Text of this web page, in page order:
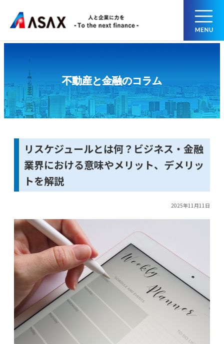
不動産と金融のコラム
リスケジュールとは何？ビジネス・金融
業界における意味やメリット、デメリッ
トを解説
2025年11月11日